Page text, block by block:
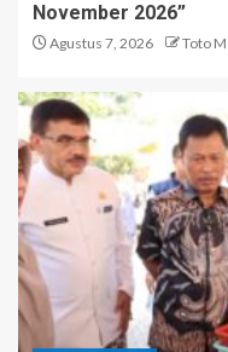
November 2026”
Agustus 7, 2026 Toto M